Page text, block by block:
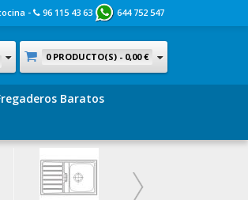
- 96 115 43 63 644 752 547
0 PRODUCTO(S) - 0,00 €
Baratos